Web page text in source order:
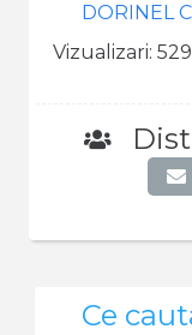
DORINEL
Vizualizari: 529
Ce